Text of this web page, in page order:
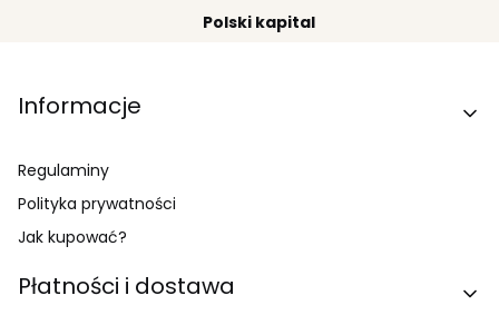
Polski kapital
Linki w stopce
Informacje
Regulaminy
Polityka prywatności
Jak kupować?
Płatności i dostawa